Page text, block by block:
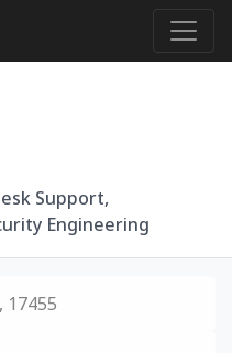
Support,
Engineering
17455